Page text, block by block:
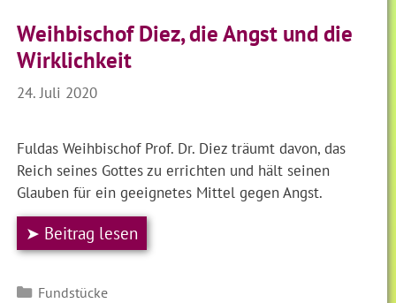
Weihbischof Diez, die Angst und die
Wirklichkeit
24. Juli 2020
Fuldas Weihbischof Prof. Dr. Diez träumt davon, das
Reich seines Gottes zu errichten und hält seinen
Glauben für ein geeignetes Mittel gegen Angst.
➤ Beitrag lesen
Kategorien
Fundstücke